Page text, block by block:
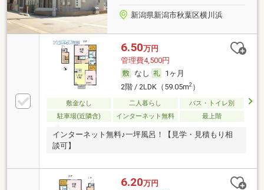
新潟県新潟市秋葉区横川浜
6.50万円
管理費4,500円
なし
1ヶ月
2階 / 2LDK（59.05m2）
敷金なし 二人暮らし
バス・トイレ別
駐車場(近隣含)
インターネット無料 最上階
インターネット無料♪一坪風呂！【見学・見積もり相
談可】
6.20万円